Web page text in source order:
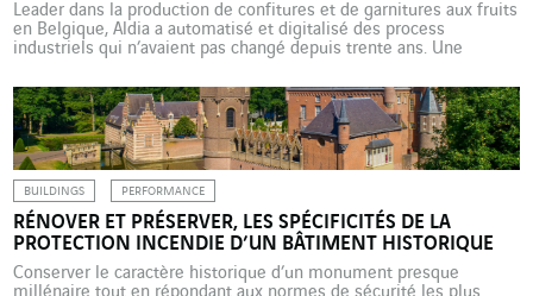
Leader dans la production de confitures et de garnitures aux fruits
en Belgique, Aldia a automatisé et digitalisé des process
industriels qui n’avaient pas changé depuis trente ans. Une
VINCI Energies en pleine crise Covid. « Cette nouvelle usine était
une première pour Aldia, qui s’en est […]
BUILDINGS PERFORMANCE
RÉNOVER ET PRÉSERVER, LES SPÉCIFICITÉS DE LA
PROTECTION INCENDIE D’UN BÂTIMENT HISTORIQUE
Conserver le caractère historique d’un monument presque